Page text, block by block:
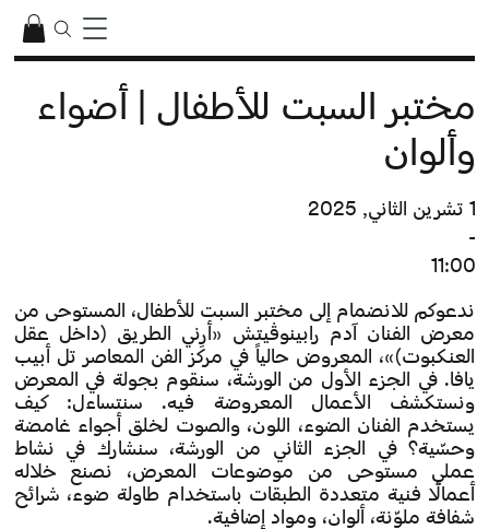
ندعوكم للانضمام إلى مختبر السبت للأطفال، المستوحى من
معرض الفنان آدم رابينوڤيتش «أرِني الطريق (داخل عقل
العنكبوت)»، المعروض حالياً في مركز الفن المعاصر تل أبيب
يافا. في الجزء الأول من الورشة، سنقوم بجولة في المعرض
ونستكشف الأعمال المعروضة فيه. سنتساءل: كيف
يستخدم الفنان الضوء، اللون، والصوت لخلق أجواء غامضة
وحسّية؟ في الجزء الثاني من الورشة، سنشارك في نشاط
عملي مستوحى من موضوعات المعرض، نصنع خلاله
أعمالًا فنية متعددة الطبقات باستخدام طاولة ضوء، شرائح
شفافة ملوّنة، ألوان، ومواد إضافية.
مختبر السبت للأطفال | أضواء
وألوان
1 تشرين الثاني, 2025
-
11:00